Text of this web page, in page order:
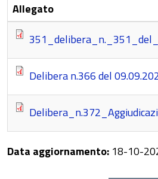
Allegato
Delibera n.366 del
Data aggiornamento: 18-10-